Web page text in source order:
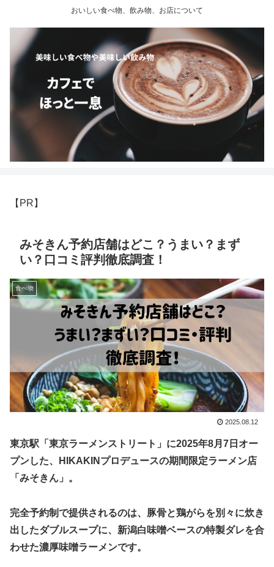
おいしい食べ物、飲み物、お店について
【PR】
みそきん予約店舗はどこ？うまい？まず
い？口コミ評判徹底調査！
食べ物
2025.08.12
東京駅「東京ラーメンストリート」に2025年8月7日オー
プンした、HIKAKINプロデュースの期間限定ラーメン店
「みそきん」。
完全予約制で提供されるのは、豚骨と鶏がらを別々に炊き
出したダブルスープに、新潟白味噌ベースの特製ダレを合
わせた濃厚味噌ラーメンです。